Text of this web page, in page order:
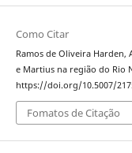
Como Citar
Ramos de Oliveira Harden,
e Martius na região do Rio
https://doi.org/10.5007/
Fomatos de Citação